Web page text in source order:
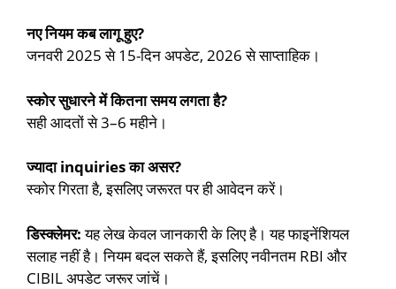
नए नियम कब लागू हुए?
जनवरी 2025 से 15-दिन अपडेट, 2026 से साप्ताहिक।
स्कोर सुधारने में कितना समय लगता है?
सही आदतों से 3–6 महीने।
ज्यादा inquiries का असर?
स्कोर गिरता है, इसलिए जरूरत पर ही आवेदन करें।
डिस्क्लेमर:यह लेख केवल जानकारी के लिए है। यह फाइनेंशियल
सलाह नहीं है। नियम बदल सकते हैं, इसलिए नवीनतम RBI और
CIBIL अपडेट जरूर जांचें।